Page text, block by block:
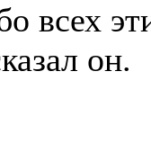
всех
он.